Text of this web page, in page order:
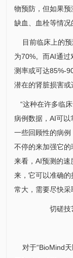
物预防，但如果
缺血、血栓等情况
目前临床上的预
为70%。而AI通
测率或可达85%-
潜在的肾脏损害或
“这种在许多临
病例数据，AI可以
一些回顾性的病例
不停的来加强它
来看，AI预测的
来，它可以准确
常大，需要尽快采
切磋技
对于“BioMind天